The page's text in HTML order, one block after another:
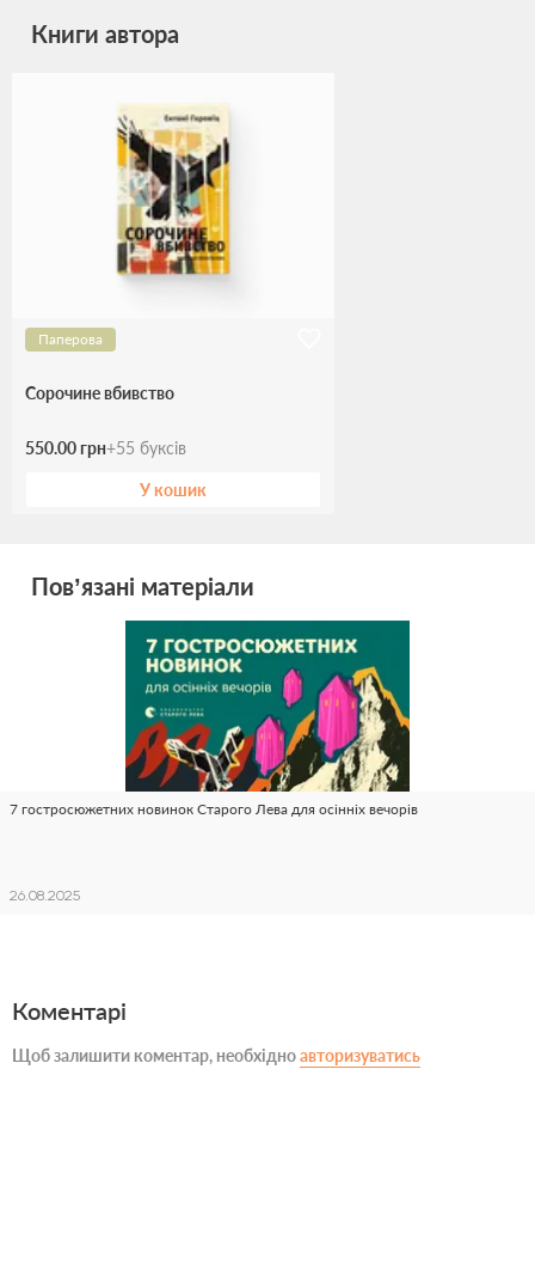
Книги автора
Паперова
Сорочине вбивство
550.00 грн+55 буксів
У кошик
Пов’язані матеріали
7 гостросюжетних новинок Старого Лева для осінніх вечорів
26.08.2025
Коментарі
Щоб залишити коментар, необхідноавторизуватись